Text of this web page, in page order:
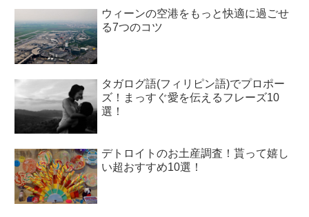
ウィーンの空港をもっと快適に過ごせ
る7つのコツ
タガログ語(フィリピン語)でプロポー
ズ！まっすぐ愛を伝えるフレーズ10
選！
デトロイトのお土産調査！貰って嬉し
い超おすすめ10選！